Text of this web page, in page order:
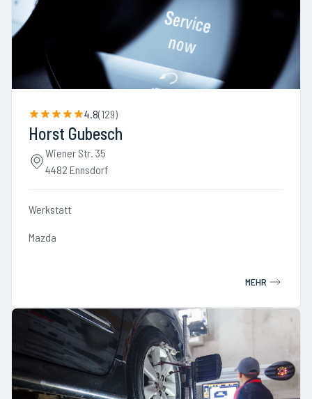
4.8(129)
Horst Gubesch
Wiener Str. 35
4482 Ennsdorf
Werkstatt
Mazda
MEHR